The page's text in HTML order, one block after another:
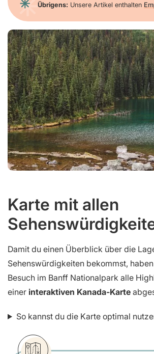
Übrigens: Unsere Artikel enthalten
Karte mit allen
Damit du einen Überblick über die
Sehenswürdigkeiten bekommst,
Besuch im Banff Nationalpark alle
einer interaktiven Kanada-Karte
So kannst du die Karte optimal